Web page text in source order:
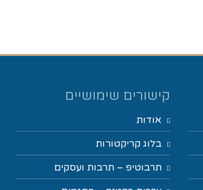
קישורים שימושיים
אודות
בלוג קריקטורות
תרבוטיפ – תרבות ועסקים